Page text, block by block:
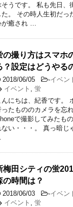
そうです。 私も先日、
た。 その時人生初だっ
が癒され …
の撮り方はスマホ
？設定はどうやる
2018/06/05 -イベン
イベント
蛍
んにちは、紀香です。
ったもののカメラを忘
で撮影してみたも
ない・・・。 真っ暗じ
梅田シティの蛍
の時間は？
2018/06/03 -イベン
イベント
蛍